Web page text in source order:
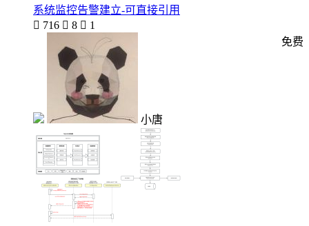
系统监控告警建立-可直接引用
 716  8  1
小唐
免费